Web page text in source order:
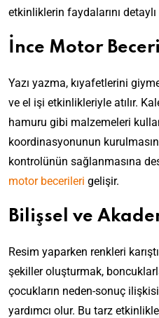
etkinliklerin faydalarını
İnce Motor
Yazı yazma, kıyafetlerini
ve el işi etkinlikleriyle atılır.
hamuru gibi malzemeleri
koordinasyonunun
kontrolünün sağlanmasına
motor becerileri gelişir.
Bilişsel ve
Resim yaparken renkleri
şekiller oluşturmak,
çocukların neden-sonuç
yardımcı olur. Bu tarz